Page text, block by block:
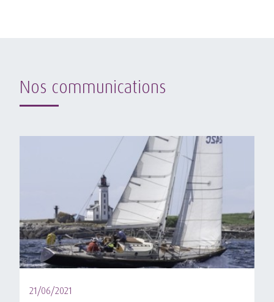
Nos communications
21/06/2021